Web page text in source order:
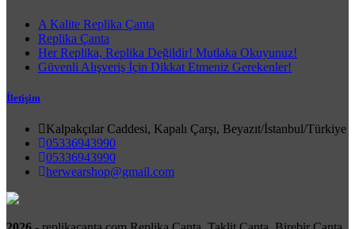
A Kalite Replika Çanta
Replika Çanta
Her Replika, Replika Değildir! Mutlaka Okuyunuz!
Güvenli Alışveriş İçin Dikkat Etmeniz Gerekenler!
İletişim
Kalpakçılar Caddesi, Kapalı Çarşı, Beyazıt/İstanbul/Türkiye
05336943990
05336943990
herwearshop@gmail.com